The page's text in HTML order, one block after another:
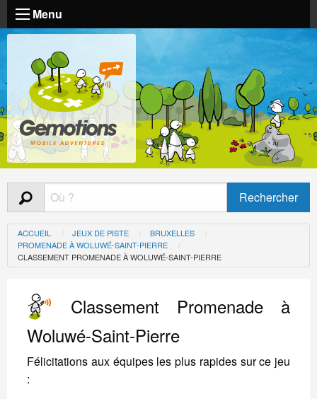
Menu
ACCUEIL JEUX DE PISTE
BRUXELLES
PROMENADE À WOLUWÉ-SAINT-PIERRE
CLASSEMENT PROMENADE À WOLUWÉ-SAINT-PIERRE
Classement Promenade à
Woluwé-Saint-Pierre
Félicitations aux équipes les plus rapides sur ce jeu
: